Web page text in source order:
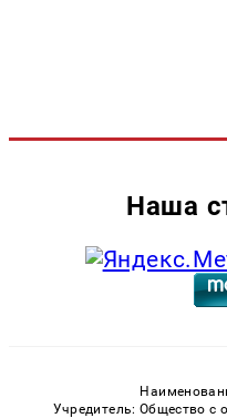
Наша
Учредитель: Общество с